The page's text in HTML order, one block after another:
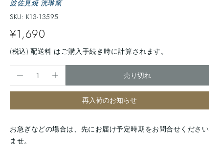
波佐見焼 洸琳窯
SKU: K13-13595
¥1,690
(税込) 配送料 はご購入手続き時に計算されます。
売り切れ
再入荷のお知らせ
お急ぎなどの場合は、先にお届け予定時期をお問合せください
ませ。